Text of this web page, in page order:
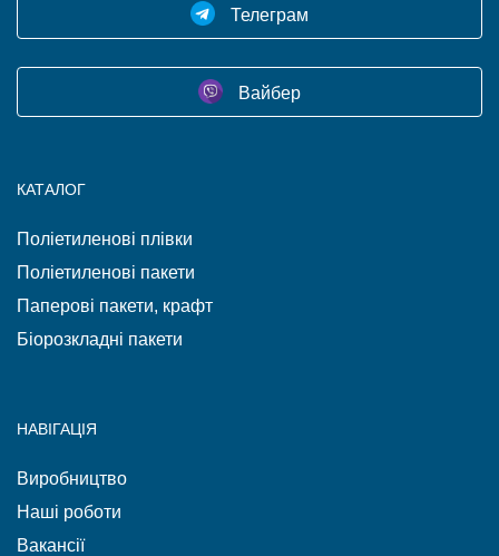
Телеграм
Вайбер
КАТАЛОГ
Поліетиленові плівки
Поліетиленові пакети
Паперові пакети, крафт
Біорозкладні пакети
НАВІГАЦІЯ
Виробництво
Наші роботи
Вакансії